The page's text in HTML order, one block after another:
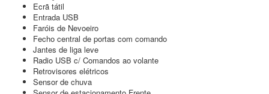
Ecrã tátil
Entrada USB
Faróis de Nevoeiro
Fecho central de portas com comando
Jantes de liga leve
Radio USB c/ Comandos ao volante
Retrovisores elétricos
Sensor de chuva